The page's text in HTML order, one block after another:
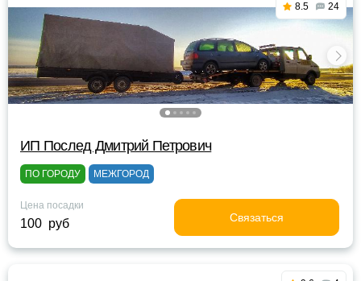
8.5 24
ИП Послед Дмитрий Петрович
ПО ГОРОДУ МЕЖГОРОД
Цена посадки
100 руб Связаться